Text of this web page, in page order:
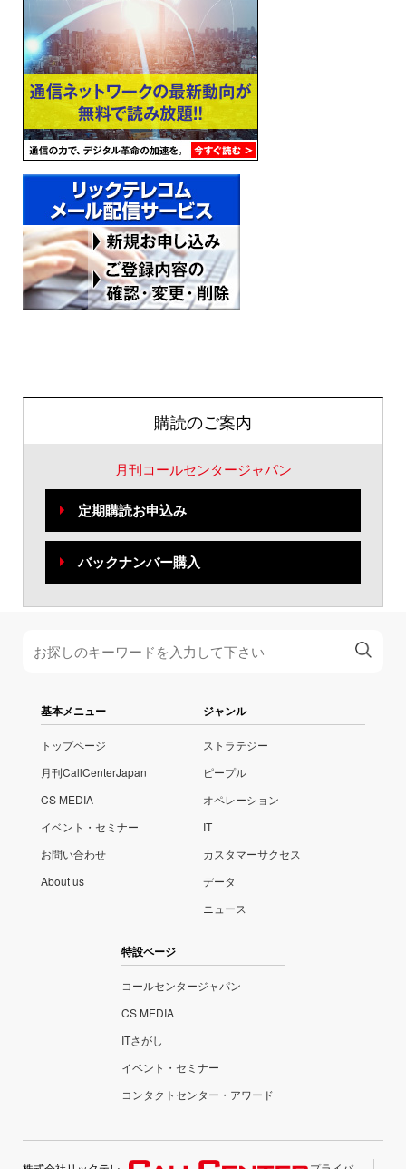
購読のご案内
月刊コールセンタージャパン
定期購読お申込み
バックナンバー購入
基本メニュー
トップページ
月刊CallCenterJapan
CS MEDIA
イベント・セミナー
お問い合わせ
About us
ジャンル
ストラテジー
ピープル
オペレーション
IT
カスタマーサクセス
データ
ニュース
特設ページ
コールセンタージャパン
CS MEDIA
ITさがし
イベント・セミナー
コンタクトセンター・アワード